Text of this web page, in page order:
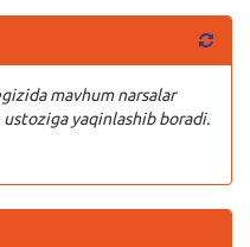
mavhum narsalar
ustoziga yaqinlashib boradi.